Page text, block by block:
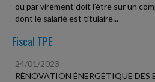
ou par virement doit l'être sur un
dont le salarié est titulaire...
Fiscal TPE
24/01/2023
RÉNOVATION ÉNERGÉTIQUE DES